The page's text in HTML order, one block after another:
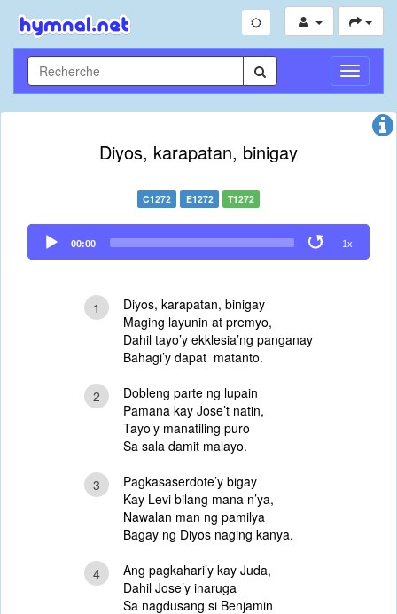
Toggle
Diyos, karapatan, binigay
C1272 E1272 T1272
Audio
Player
00:00 1x
1
Diyos, karapatan, binigay
Maging layunin at premyo,
Dahil tayo’y ekklesia’ng panganay
Bahagi’y dapat matanto.
2
Dobleng parte ng lupain
Pamana kay Jose’t natin,
Tayo’y manatiling puro
Sa sala damit malayo.
3
Pagkasaserdote’y bigay
Kay Levi bilang mana n’ya,
Nawalan man ng pamilya
Bagay ng Diyos naging kanya.
4
Ang pagkahari’y kay Juda,
Dahil Jose’y inaruga
Sa nagdusang si Benjamin